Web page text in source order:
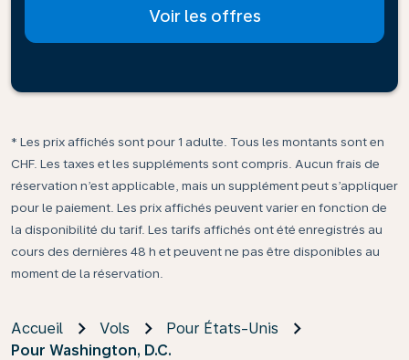
Voir les offres
* Les prix affichés sont pour 1 adulte. Tous les montants sont en
CHF. Les taxes et les suppléments sont compris. Aucun frais de
réservation n’est applicable, mais un supplément peut s’appliquer
pour le paiement. Les prix affichés peuvent varier en fonction de
la disponibilité du tarif. Les tarifs affichés ont été enregistrés au
cours des dernières 48 h et peuvent ne pas être disponibles au
moment de la réservation.
Accueil Vols
Pour États-Unis
Pour Washington, D.C.